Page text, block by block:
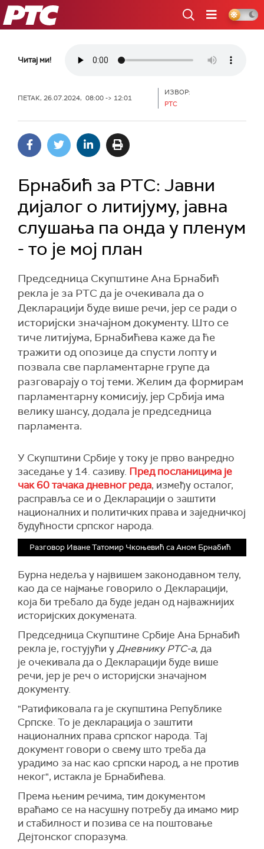
РТС
Читај ми!
ПЕТАК, 26.07.2024, 08:00 -> 12:01
ИЗВОР:
РТС
Брнабић за РТС: Јавни
дијалог о литијуму, јавна
слушања па онда у пленум
- то је мој план
Председница Скупштине Ана Брнабић
рекла је за РТС да је очекивала да о
Декларацији буде више речи, јер се ради о
историјски значајном документу. Што се
тиче литијума, Брнабићева каже да ће
тражити од опозице да спусти лопту и
позвала све парламентарне групе да
разговарају о тој теми. Желим да формирам
парламентарну комисију, јер Србија има
велику шансу, додала је председница
парламента.
У Скупштини Србије у току је прво ванредно
заседање у 14. сазиву. Пред посланицима је
чак 60 тачака дневног реда, између осталог,
расправља се и о Декларацији о заштити
националних и политичких права и заједничкој
будућности српског народа.
Разговор Иване Татомир Чкоњевић са Аном Брнабић
Бурна недељау највишем законодавном телу,
као да се најмање говорило о Декларацији,
која би требало да буде један од најважнијих
историјских докумената.
Председница Скупштине Србије Ана Брнабић
рекла је, гостујући уДневнику РТС-а, да
је очекивала да о Декларацији буде више
речи, јер је реч о историјски значајном
документу.
"Ратификовала га је скупштина Републике
Српске. То је декларација о заштити
националних права српског народа. Тај
документ говори о свему што треба да
урадимо за нас као српски народ, а не против
неког", истакла је Брнабићева.
Према њеним речима, тим документом
враћамо се на насушну потребу да имамо мир
и стабилност и позива се на поштовање
Дејтонског споразума.